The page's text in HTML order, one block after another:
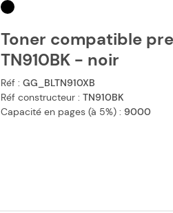
Toner compatible
TN910BK - noir
Réf : GG_BLTN910XB
Réf constructeur : TN910BK
Capacité en pages (à 5%) : 9000